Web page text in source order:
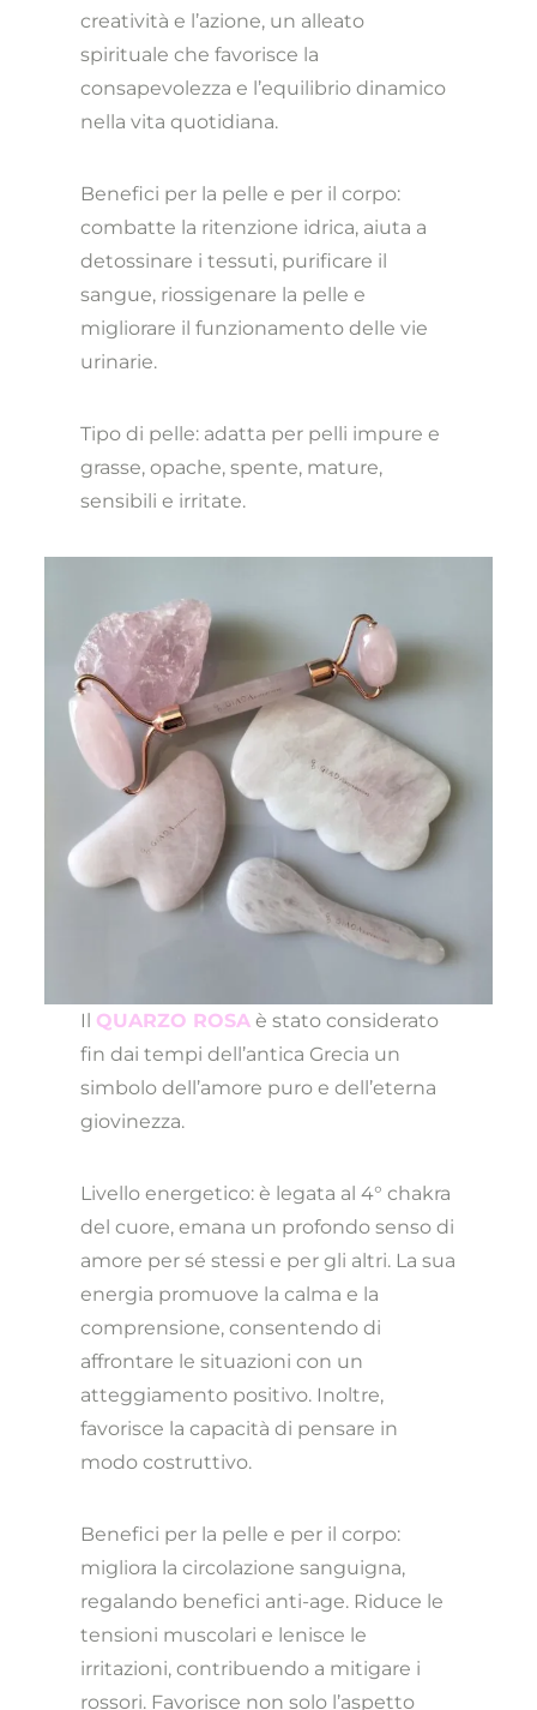
creatività e l’azione, un alleato
spirituale che favorisce la
consapevolezza e l’equilibrio dinamico
nella vita quotidiana.
Benefici per la pelle e per il corpo:
combatte la ritenzione idrica, aiuta a
detossinare i tessuti, purificare il
sangue, riossigenare la pelle e
migliorare il funzionamento delle vie
urinarie.
Tipo di pelle: adatta per pelli impure e
grasse, opache, spente, mature,
sensibili e irritate.
Il QUARZO ROSA è stato considerato
fin dai tempi dell’antica Grecia un
simbolo dell’amore puro e dell’eterna
giovinezza.
Livello energetico: è legata al 4° chakra
del cuore, emana un profondo senso di
amore per sé stessi e per gli altri. La sua
energia promuove la calma e la
comprensione, consentendo di
affrontare le situazioni con un
atteggiamento positivo. Inoltre,
favorisce la capacità di pensare in
modo costruttivo.
Benefici per la pelle e per il corpo:
migliora la circolazione sanguigna,
regalando benefici anti-age. Riduce le
tensioni muscolari e lenisce le
irritazioni, contribuendo a mitigare i
rossori. Favorisce non solo l’aspetto